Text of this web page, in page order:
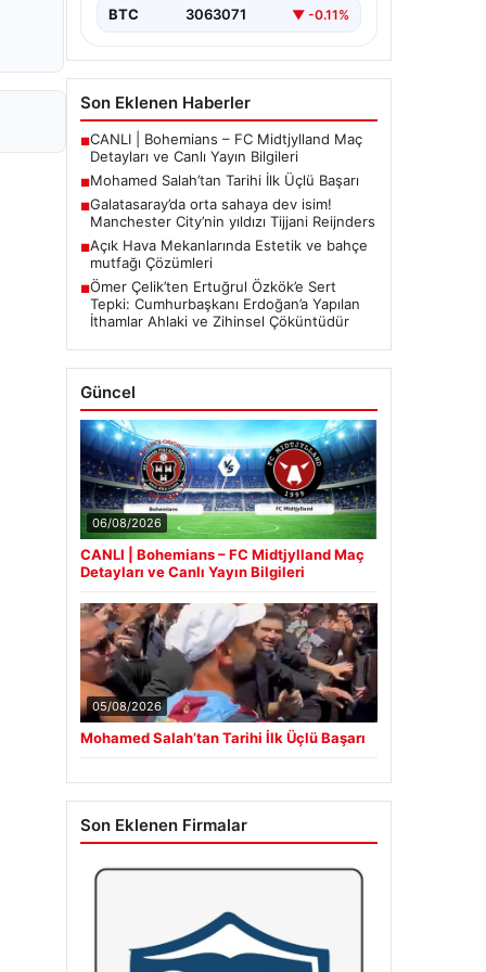
BTC 3063071 ▼ -0.11%
Son Eklenen Haberler
■CANLI | Bohemians – FC Midtjylland Maç
Detayları ve Canlı Yayın Bilgileri
■Mohamed Salah’tan Tarihi İlk Üçlü Başarı
■Galatasaray’da orta sahaya dev isim!
Manchester City’nin yıldızı Tijjani Reijnders
■Açık Hava Mekanlarında Estetik ve bahçe
mutfağı Çözümleri
■Ömer Çelik’ten Ertuğrul Özkök’e Sert
Tepki: Cumhurbaşkanı Erdoğan’a Yapılan
İthamlar Ahlaki ve Zihinsel Çöküntüdür
Güncel
06/08/2026
CANLI | Bohemians – FC Midtjylland Maç
Detayları ve Canlı Yayın Bilgileri
05/08/2026
Mohamed Salah’tan Tarihi İlk Üçlü Başarı
Son Eklenen Firmalar